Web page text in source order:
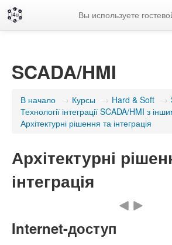
Вы используете
SCADA/HMI
В начало → Курсы → Hard & Soft →
Технології інтеграції SCADA/HMI з
Архітектурні рішення та інтеграція
Архітектурні
інтеграція
Internet-доступ